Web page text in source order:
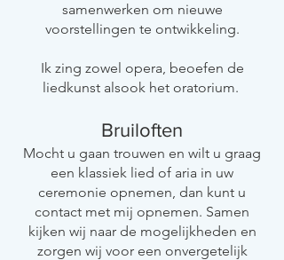
samenwerken om nieuwe
voorstellingen te ontwikkeling.
Ik zing zowel opera, beoefen de
liedkunst alsook het oratorium.
Bruiloften
Mocht u gaan trouwen en wilt u graag
een klassiek lied of aria in uw
ceremonie opnemen, dan kunt u
contact met mij opnemen. Samen
kijken wij naar de mogelijkheden en
zorgen wij voor een onvergetelijk